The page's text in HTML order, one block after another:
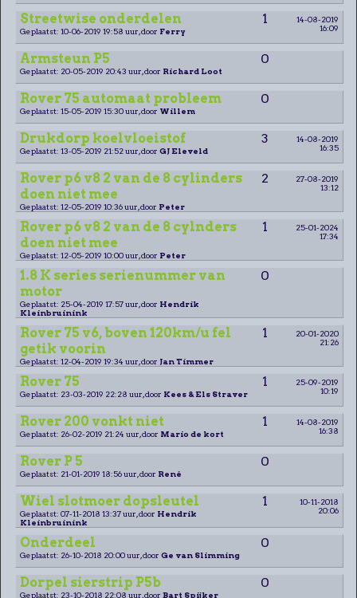
Streetwise onderdelen 1
14-08-2019
16:09
Geplaatst: 10-06-2019 19:58 uur, door Ferry
Armsteun P5 0
Geplaatst: 20-05-2019 20:43 uur, door Richard Loot
Rover 75 automaat probleem 0
Geplaatst: 15-05-2019 15:30 uur, door Willem
Drukdorp koelvloeistof 3
14-08-2019
16:35
Geplaatst: 13-05-2019 21:52 uur, door GJ Eleveld
Rover p6 v8 2 van de 8 cylinders
doen niet mee
2
27-08-2019
13:12
Geplaatst: 12-05-2019 10:36 uur, door Peter
Rover p6 v8 2 van de 8 cylnders
doen niet mee
1
25-01-2024
17:34
Geplaatst: 12-05-2019 10:00 uur, door Peter
1.8 K series serienummer van
motor
0
Geplaatst: 25-04-2019 17:57 uur, door Hendrik
Kleinbruinink
Rover 75 v6, boven 120km/u fel
getik voorin
1
20-01-2020
21:26
Geplaatst: 12-04-2019 19:34 uur, door Jan Timmer
Rover 75 1
25-09-2019
10:19
Geplaatst: 23-03-2019 22:28 uur, door Kees & Els Straver
Rover 200 vonkt niet 1
14-08-2019
16:38
Geplaatst: 26-02-2019 21:24 uur, door Mario de kort
Rover P 5 0
Geplaatst: 21-01-2019 18:56 uur, door René
Wiel slotmoer dopsleutel 1
10-11-2018
20:06
Geplaatst: 07-11-2018 13:37 uur, door Hendrik
Kleinbruinink
Onderdeel 0
Geplaatst: 26-10-2018 20:00 uur, door Ge van Slimming
Dorpel sierstrip P5b 0
Geplaatst: 23-10-2018 22:08 uur, door Bart Spijker